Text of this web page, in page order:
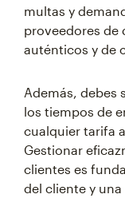
multas y
proveedores
auténticos y de
Además, debes
los tiempos de
cualquier tarifa
Gestionar
clientes es
del cliente y